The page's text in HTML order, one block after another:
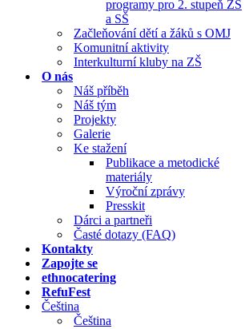
programy pro 2. stupeň ZŠ
a SŠ
Začleňování dětí a žáků s OMJ
Komunitní aktivity
Interkulturní kluby na ZŠ
O nás
Náš příběh
Náš tým
Projekty
Galerie
Ke stažení
Publikace a metodické
materiály
Výroční zprávy
Presskit
Dárci a partneři
Časté dotazy (FAQ)
Kontakty
Zapojte se
ethnocatering
RefuFest
Čeština
Čeština